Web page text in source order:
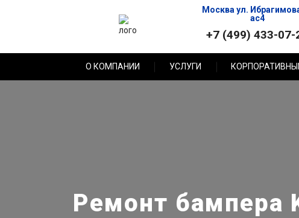
Москва ул.
ас4
+7 (499) 433-07-
О КОМПАНИИ УСЛУГИ
Ремонт бампера